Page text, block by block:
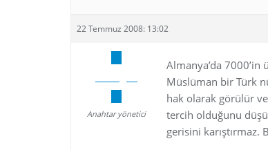
22 Temmuz 2008: 13:02
Anahtar yönetici
Almanya’da
Müslüman bir Türk
hak olarak görülür
tercih olduğunu
gerisini